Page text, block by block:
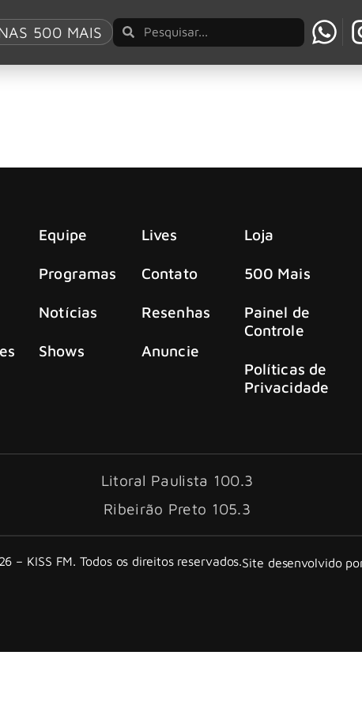
500 MAIS
2026
Equipe
Programas
Notícias
Shows
Lives
Contato
Resenhas
Anuncie
Loja
500 Mais
Painel de
Controle
Políticas de
Privacidade
Litoral Paulista 100.3
Ribeirão Preto 105.3
– KISS FM. Todos os direitos reservados.Site desenvolvido